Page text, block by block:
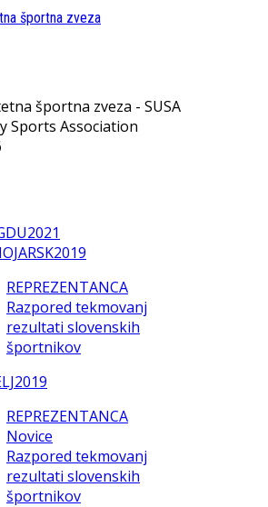
športna zveza - SUSA
Sports Association
REPREZENTANCA
Razpored tekmovanj
rezultati slovenskih
športnikov
REPREZENTANCA
Novice
Razpored tekmovanj
rezultati slovenskih
športnikov